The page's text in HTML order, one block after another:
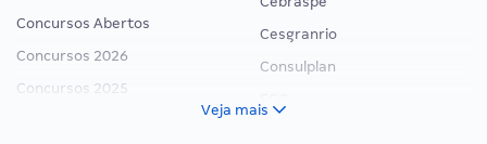
Concursos Abertos
Concursos 2026
Concursos 2025
Cesgranrio
Consulplan
Veja mais